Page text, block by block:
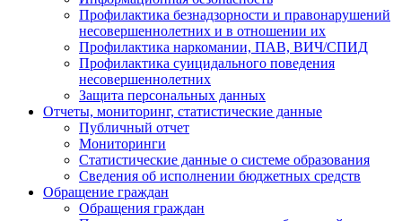
Профилактика безнадзорности и правонарушений
несовершеннолетних и в отношении их
Профилактика наркомании, ПАВ, ВИЧ/СПИД
Профилактика суицидального поведения
несовершеннолетних
Защита персональных данных
Отчеты, мониторинг, статистические данные
Публичный отчет
Мониторинги
Статистические данные о системе образования
Сведения об исполнении бюджетных средств
Обращение граждан
Обращения граждан